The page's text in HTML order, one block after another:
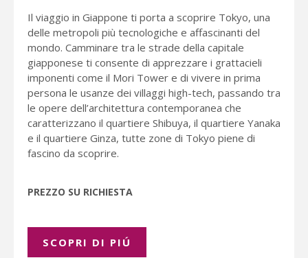
Il viaggio in Giappone ti porta a scoprire Tokyo, una
delle metropoli più tecnologiche e affascinanti del
mondo. Camminare tra le strade della capitale
giapponese ti consente di apprezzare i grattacieli
imponenti come il Mori Tower e di vivere in prima
persona le usanze dei villaggi high-tech, passando tra
le opere dell’architettura contemporanea che
caratterizzano il quartiere Shibuya, il quartiere Yanaka
e il quartiere Ginza, tutte zone di Tokyo piene di
fascino da scoprire.
PREZZO SU RICHIESTA
SCOPRI DI PIÚ